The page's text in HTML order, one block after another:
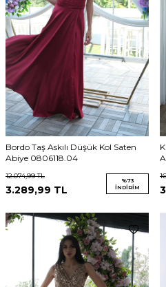
Bordo Taş Askılı Düşük Kol Saten
Abiye 0806118.04
12.074,99TL
3.289,99 TL
%73
İNDIRIM